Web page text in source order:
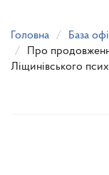
Головна
База
Про
Ліщинівського